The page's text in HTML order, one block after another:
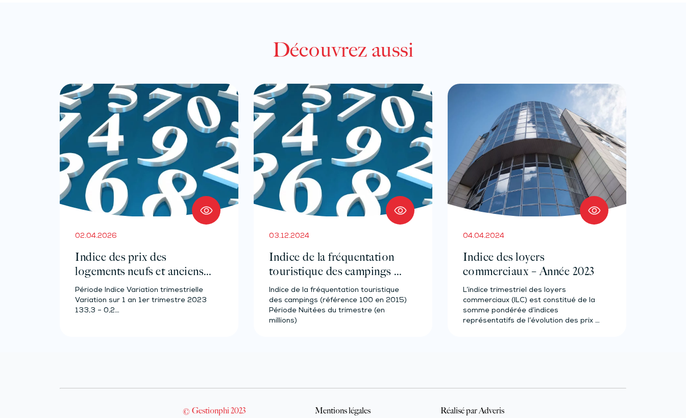
Découvrez aussi
02.04.2026
Indice des prix des
logements neufs et anciens –
Année 2023
Période Indice Variation trimestrielle
Variation sur 1 an 1er trimestre 2023
133,3 – 0,2…
03.12.2024
Indice de la fréquentation
touristique des campings –
Année 2023
Indice de la fréquentation touristique
des campings (référence 100 en 2015)
Période Nuitées du trimestre (en
millions)
04.04.2024
Indice des loyers
commerciaux – Année 2023
L’indice trimestriel des loyers
commerciaux (ILC) est constitué de la
somme pondérée d’indices
représentatifs de l’évolution des prix à
© Gestionphi 2023 Mentions légales Réalisé par Adveris